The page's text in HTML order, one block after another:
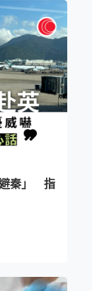
避秦」 指